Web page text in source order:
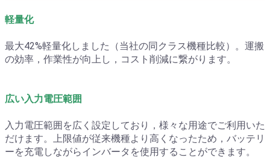
軽量化
最大42%軽量化しました（当社の同クラス機種比較）。運搬
の効率，作業性が向上し，コスト削減に繋がります。
広い入力電圧範囲
入力電圧範囲を広く設定しており，様々な用途でご利用いた
だけます。上限値が従来機種より高くなったため，バッテリ
ーを充電しながらインバータを使用することができます。